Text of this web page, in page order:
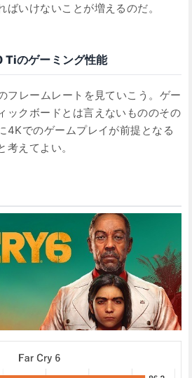
ばいけないことが増えるのだ。
のゲーミング性能
フレームレートを見ていこう。ゲー
ックボードとは言えないもののその
4Kでのゲームプレイが前提となる
考えてよい。